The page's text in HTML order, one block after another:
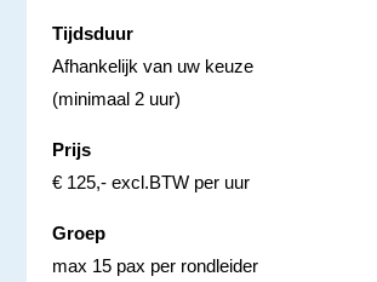
Tijdsduur
Afhankelijk van uw keuze
(minimaal 2 uur)
Prijs
€ 125,- excl.BTW per uur
Groep
max 15 pax per rondleider